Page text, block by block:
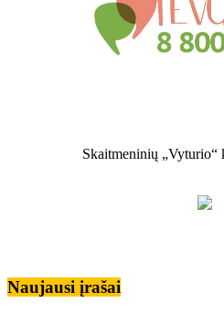
Skaitmeninių „Vyturio“
Naujausi įrašai